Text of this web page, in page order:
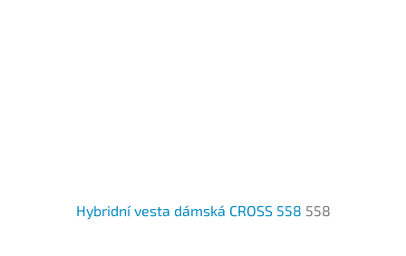
Hybridní vesta dámská CROSS 558 558